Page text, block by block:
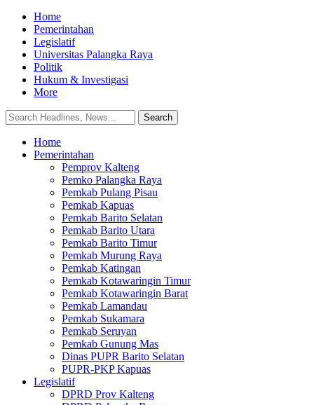
Home
Pemerintahan
Legislatif
Universitas Palangka Raya
Politik
Hukum & Investigasi
More
Home
Pemerintahan
Pemprov Kalteng
Pemko Palangka Raya
Pemkab Pulang Pisau
Pemkab Kapuas
Pemkab Barito Selatan
Pemkab Barito Utara
Pemkab Barito Timur
Pemkab Murung Raya
Pemkab Katingan
Pemkab Kotawaringin Timur
Pemkab Kotawaringin Barat
Pemkab Lamandau
Pemkab Sukamara
Pemkab Seruyan
Pemkab Gunung Mas
Dinas PUPR Barito Selatan
PUPR-PKP Kapuas
Legislatif
DPRD Prov Kalteng